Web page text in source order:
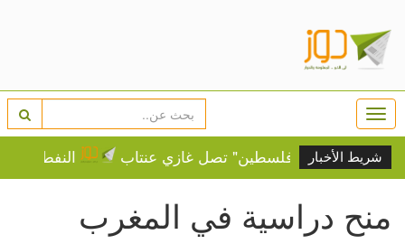
شريط الأخبار
"قافلة فلسطين" تصل غازي عنتاب النفط يرتفع
منح دراسية في المغرب